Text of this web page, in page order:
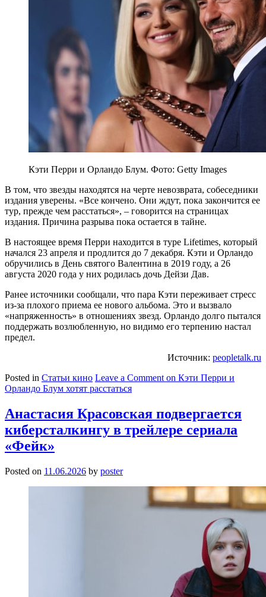
Кэти Перри и Орландо Блум. Фото: Getty Images
В том, что звезды находятся на черте невозврата, собеседники
издания уверены. «Все кончено. Они ждут, пока закончится ее
тур, прежде чем расстаться», – говорится на страницах
издания. Причина разрыва пока остается в тайне.
В настоящее время Перри находится в туре Lifetimes, который
начался 23 апреля и продлится до 7 декабря. Кэти и Орландо
обручились в День святого Валентина в 2019 году, а 26
августа 2020 года у них родилась дочь Дейзи Дав.
Ранее источники сообщали, что пара Кэти переживает стресс
из-за плохого приема ее нового альбома. Это и вызвало
«напряженность» в отношениях звезд. Орландо долго пытался
поддержать возлюбленную, но видимо его терпению настал
предел.
Источник: peopletalk.ru
Posted in Статьи кино Leave a Comment on Кэти Перри и
Орландо Блум хотят расстаться
Анастасия Красовская подвергается
киберсталкингу в трейлере сериала
«Фейк»
Posted on 11.06.2026 by poster